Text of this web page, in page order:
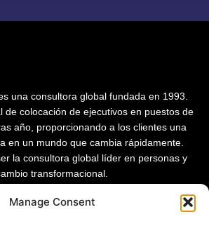
Manage Consent
una consultora global fundada en 1993.
de colocación de ejecutivos en puestos de
año, proporcionando a los clientes una
en un mundo que cambia rápidamente.
la consultora global líder en personas y
transformacional.